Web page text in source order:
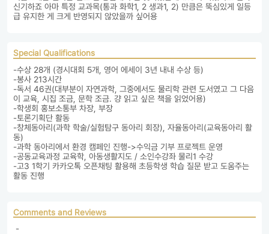
신기하죠 아마 특정 교과목(통과 화학1, 2 생과1, 2) 만큼은 뚝심있게 일등
급 유지한 게 크게 반영되지 않았을까 싶어용
Special Qualifications
-수상 28개 (경시대회 5개, 영어 에세이 3년 내내 수상 등)
-봉사 213시간
-독서 46권(대부분이 자연과학, 그중에서도 물리학 관련 도서였고 그 다음
이 교육, 시집 조금, 문학 조금. 걍 읽고 싶은 책을 읽었어용)
-학생회 홍보소통부 차장, 부장
-토론기획단 활동
-창체동아리(과학 학술/실험탐구 동아리 회장), 자율동아리(교육동아리 활
동)
-과학 동아리에서 환경 캠페인 진행->수익금 기부 프로젝트 운영
-공동교육과정 교육학, 아동생활지도 / 소인수강좌 물리1 수강
-고3 1학기 카카오톡 오픈채팅 활용해 초등학생 학습 질문 받고 도움주는
활동 진행
Comments and Reviews
-